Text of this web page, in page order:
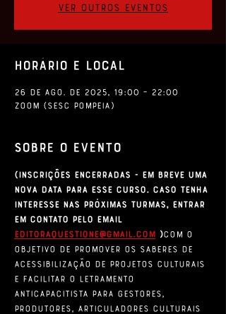
Ver outros eventos
Horário e local
26 de ago. de 2025, 19:00 – 22:00
ZOOM (SESC Pompeia)
Sobre o evento
(Inscrições Encerradas - Em breve uma
nova data para esse curso. Caso tenha
interesse nas próximas turmas, entrar
em contato pelo email
editoraquestione@gmail.com )Com o
objetivo de promover os saberes de
acessibilização de projetos culturais
e facilitar o letramento
anticapacitista para gestores,
produtores, articuladores culturais